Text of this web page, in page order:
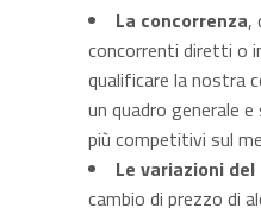
La concorrenza,
concorrenti diretti o
qualificare la nostra
un quadro generale
più competitivi sul
Le variazioni
cambio di prezzo di